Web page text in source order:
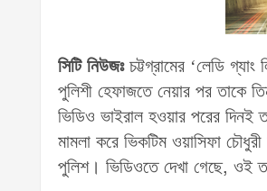
সিটি নিউজঃচট্টগ্রামের ‘লেডি
পুলিশী হেফাজতে নেয়ার পর তাকে
ভিডিও ভাইরাল হওয়ার পরের দিনই
মামলা করে ভিকটিম ওয়াসিফা
পুলিশ। ভিডিওতে দেখা গেছে, ওই